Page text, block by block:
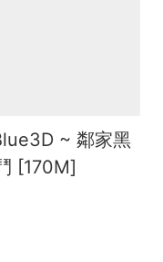
~ 鄰家黑
[170M]